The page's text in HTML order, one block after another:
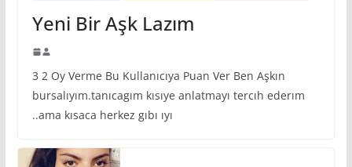
Yeni Bir Aşk Lazım
3 2 Oy Verme Bu Kullanıcıya Puan Ver Ben Aşkın
bursalıyım.tanıcagım kısıye anlatmayı tercıh ederım
..ama kısaca herkez gıbı ıyı